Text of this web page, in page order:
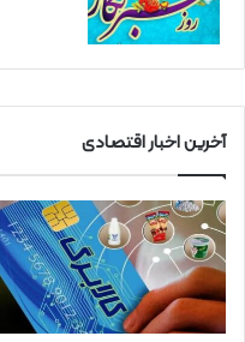
آخرین اخبار اقتصادی